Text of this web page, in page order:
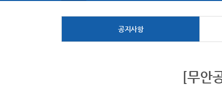
공지사항
[무안